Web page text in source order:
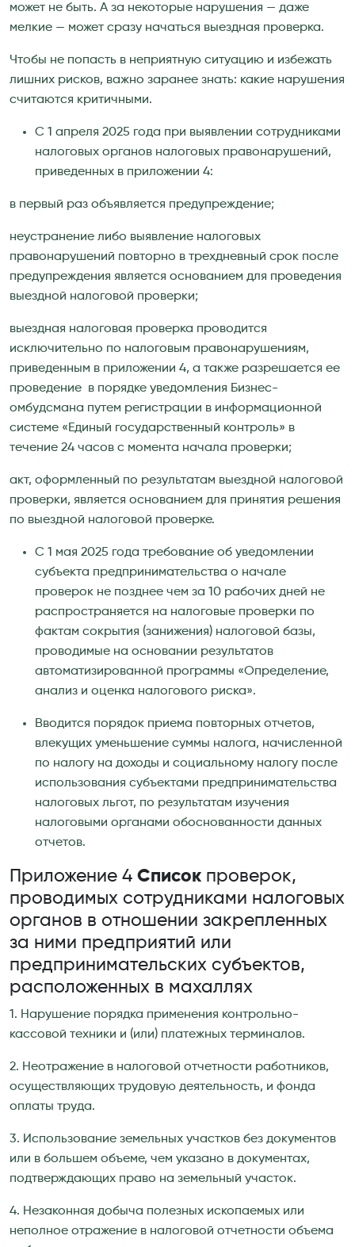
может не быть. А за некоторые нарушения — даже
мелкие — может сразу начаться выездная проверка.
Чтобы не попасть в неприятную ситуацию и избежать
лишних рисков, важно заранее знать: какие нарушения
считаются критичными.
С 1 апреля 2025 года при выявлении сотрудниками
налоговых органов налоговых правонарушений,
приведенных в приложении 4:
в первый раз объявляется предупреждение;
неустранение либо выявление налоговых
правонарушений повторно в трехдневный срок после
предупреждения является основанием для проведения
выездной налоговой проверки;
выездная налоговая проверка проводится
исключительно по налоговым правонарушениям,
приведенным в приложении 4, а также разрешается ее
проведение в порядке уведомления Бизнес-
омбудсмана путем регистрации в информационной
системе «Единый государственный контроль» в
течение 24 часов с момента начала проверки;
акт, оформленный по результатам выездной налоговой
проверки, является основанием для принятия решения
по выездной налоговой проверке.
С 1 мая 2025 года требование об уведомлении
субъекта предпринимательства о начале
проверок не позднее чем за 10 рабочих дней не
распространяется на налоговые проверки по
фактам сокрытия (занижения) налоговой базы,
проводимые на основании результатов
автоматизированной программы «Определение,
анализ и оценка налогового риска».
Вводится порядок приема повторных отчетов,
влекущих уменьшение суммы налога, начисленной
по налогу на доходы и социальному налогу после
использования субъектами предпринимательства
налоговых льгот, по результатам изучения
налоговыми органами обоснованности данных
отчетов.
Приложение 4 Список проверок,
проводимых сотрудниками налоговых
органов в отношении закрепленных
за ними предприятий или
предпринимательских субъектов,
расположенных в махаллях
1. Нарушение порядка применения контрольно-
кассовой техники и (или) платежных терминалов.
2. Неотражение в налоговой отчетности работников,
осуществляющих трудовую деятельность, и фонда
оплаты труда.
3. Использование земельных участков без документов
или в большем объеме, чем указано в документах,
подтверждающих право на земельный участок.
4. Незаконная добыча полезных ископаемых или
неполное отражение в налоговой отчетности объема